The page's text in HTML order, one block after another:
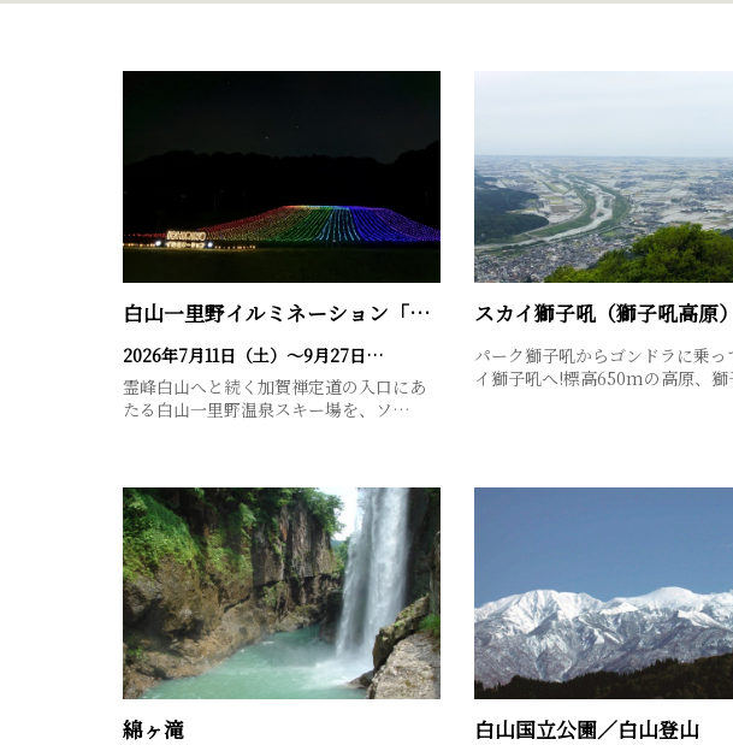
白山一里野イルミネーション「灯りでつなぐ白山」～灯りに祈り…
2026年7月11日（土）～9月27日…
霊峰白山へと続く加賀禅定道の入口にあ
たる白山一里野温泉スキー場を、ソ…
スカイ獅子吼（獅子吼高原）
パーク獅子吼からゴンドラに乗っ
イ獅子吼へ!標高650mの高原、
綿ヶ滝 白山国立公園／白山登山